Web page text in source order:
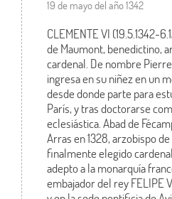
19 de mayo del año 1342
CLEMENTE VI (19.5.1342-
de Maumont, benedictino,
cardenal. De nombre
ingresa en su niñez en un
desde donde parte para
París, y tras doctorarse
eclesiástica. Abad de
Arras en 1328, arzobispo
finalmente elegido
adepto a la monarquía
embajador del rey FELIPE